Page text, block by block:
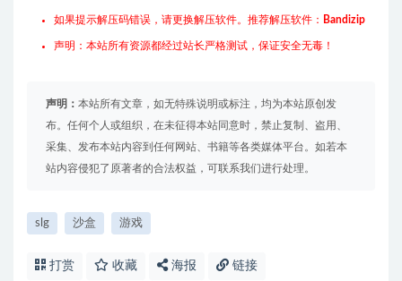
如果提示解压码错误，请更换解压软件。推荐解压软件： Bandizip
声明：本站所有资源都经过站长严格测试，保证安全无毒！
声明： 本站所有文章，如无特殊说明或标注，均为本站原创发
布。任何个人或组织，在未征得本站同意时，禁止复制、盗用、
采集、发布本站内容到任何网站、书籍等各类媒体平台。如若本
站内容侵犯了原著者的合法权益，可联系我们进行处理。
slg 沙盒 游戏
打赏 收藏 海报 链接